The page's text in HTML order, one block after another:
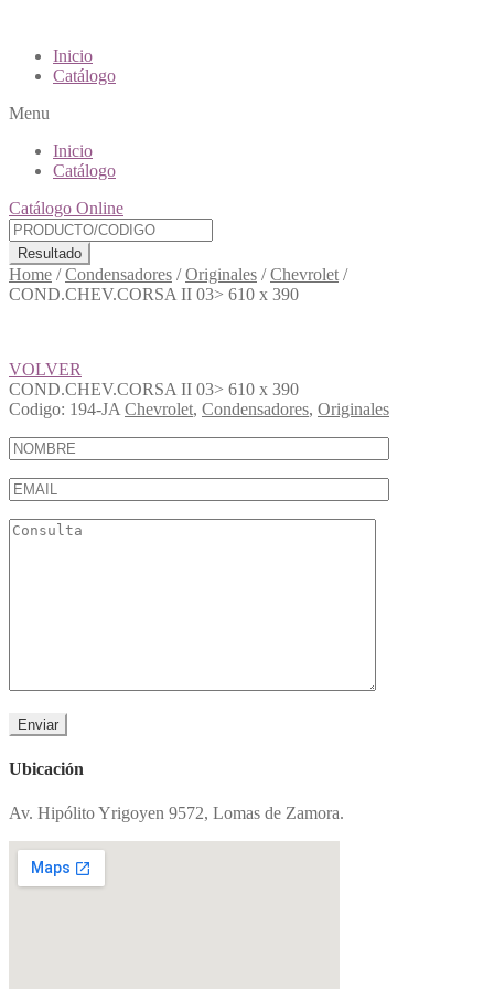
Inicio
Catálogo
Menu
Inicio
Catálogo
Catálogo Online
Resultado
Home /Condensadores /Originales /Chevrolet /
COND.CHEV.CORSA II 03> 610 x 390
VOLVER
COND.CHEV.CORSA II 03> 610 x 390
Codigo: 194-JA Chevrolet, Condensadores, Originales
Ubicación
Av. Hipólito Yrigoyen 9572, Lomas de Zamora.